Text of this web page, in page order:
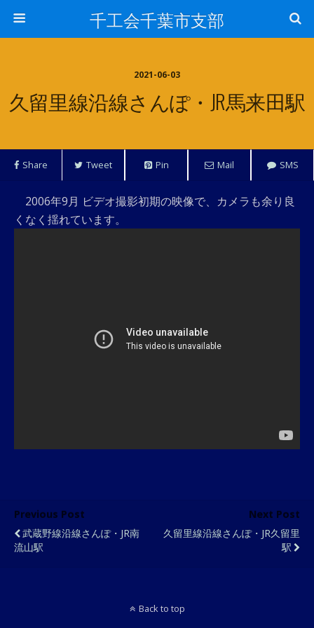
千工会千葉市支部
2021-06-03
久留里線沿線さんぽ・JR馬来田駅
Share Tweet Pin Mail SMS
2006年9月 ビデオ撮影初期の映像で、カメラも余り良
くなく揺れています。
Previous Post
武蔵野線沿線さんぽ・JR南
流山駅
Next Post
久留里線沿線さんぽ・JR久留里
駅
Back to top